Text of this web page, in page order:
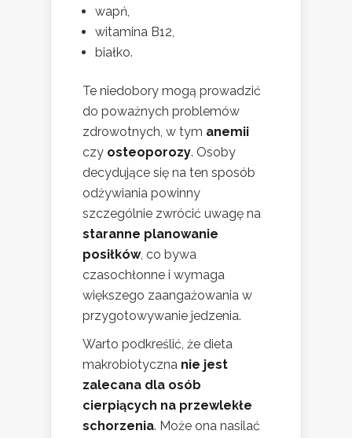
wapń,
witamina B12,
białko.
Te niedobory mogą prowadzić
do poważnych problemów
zdrowotnych, w tym anemii
czy osteoporozy. Osoby
decydujące się na ten sposób
odżywiania powinny
szczególnie zwrócić uwagę na
staranne planowanie
posiłków, co bywa
czasochłonne i wymaga
większego zaangażowania w
przygotowywanie jedzenia.
Warto podkreślić, że dieta
makrobiotyczna nie jest
zalecana dla osób
cierpiących na przewlekłe
schorzenia. Może ona nasilać